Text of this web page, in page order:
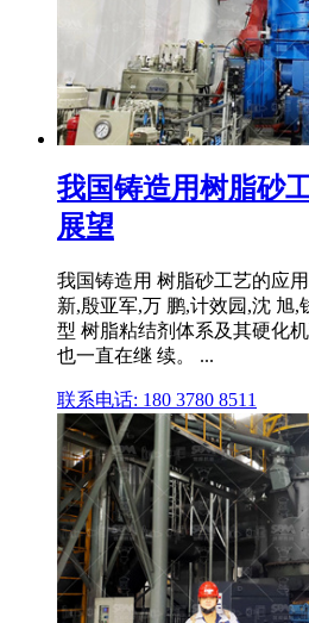
我国铸造用树脂砂
展望
我国铸造用 树脂砂工艺的应
新,殷亚军,万 鹏,计效园,沈 旭,
型 树脂粘结剂体系及其硬化
也一直在继 续。 ...
联系电话: 180 3780 8511